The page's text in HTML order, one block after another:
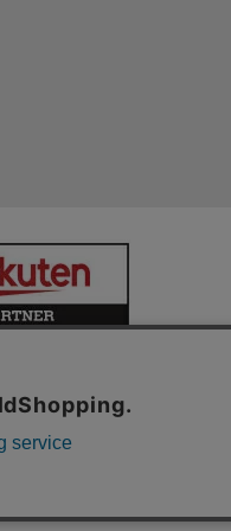
・転載を禁止します。
Rakuten Group, Inc.